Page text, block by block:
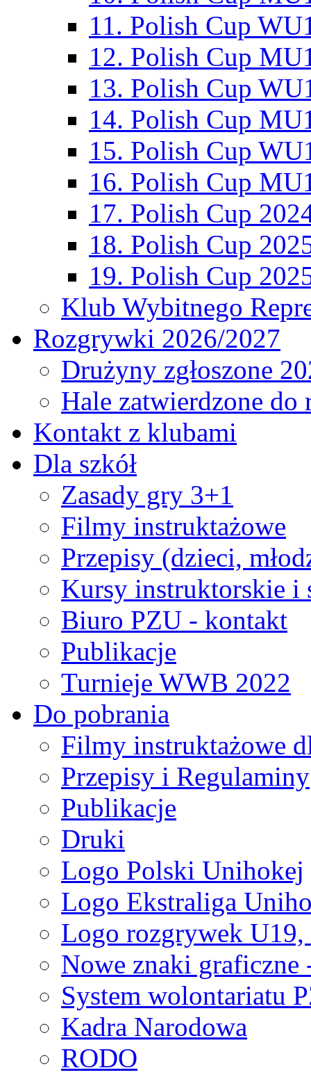
11. Polish Cup
12. Polish Cup
13. Polish Cup
14. Polish Cup
15. Polish Cup
16. Polish Cup
17. Polish Cup
18. Polish Cup
19. Polish Cup
Klub Wybitnego
Rozgrywki 2026/2027
Drużyny zgłoszone
Hale zatwierdzone
Kontakt z klubami
Dla szkół
Zasady gry 3+1
Filmy instruktażowe
Przepisy (dzieci,
Kursy instruktorskie i
Biuro PZU - kontakt
Publikacje
Turnieje WWB 2022
Do pobrania
Filmy instruktażowe
Przepisy i Regulaminy
Publikacje
Druki
Logo Polski Unihokej
Logo Ekstraliga
Logo rozgrywek
Nowe znaki graficzne
System wolontariatu
Kadra Narodowa
RODO